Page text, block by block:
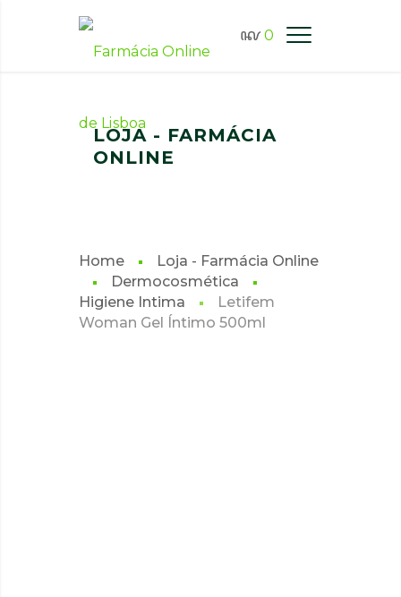
0
FARMÁCIA ONLINE LISBOA
LOJA - FARMÁCIA
ONLINE
Home
Loja - Farmácia Online
Dermocosmética
Higiene Intima
Letifem
Woman Gel Íntimo 500ml